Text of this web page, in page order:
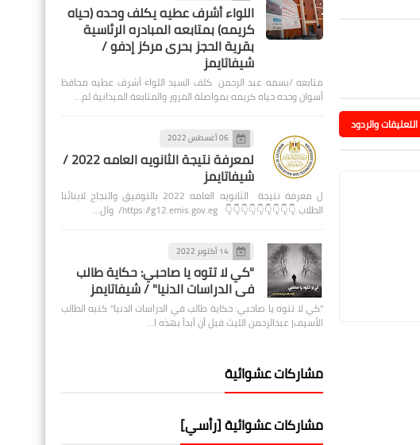
والردود
اللواء أشرف عطيه يكلف وحده (حياه
كريمه) بمتابعه المبادره الرئاسية
بقرية الحجز بحرى مركز إدفو /
شيفاتايمز
متابعه /بسمه عبد الرحمن كلف السيد اللواء أشرف عطيه محافظ
أسوان وحده حياه كريمه بمواصلة المرور والمتابعة الميدانية لم…
06 أغسطس 2022
لمعرفة نتيجة الثانويه العامه 2022 /
شيفاتايمز
ل معرفة نتيجة الثانويه العامه 2022 بالتوفيق والنجاح لابنائنا
الطلاب 👇👇👇👇👇👇👇👇👇 https://g12.emis.gov.eg/ وال…
14 أكتوبر 2022
"كي لا تتوه يا صاحبي: حكاية طالب
في الدراسات الدنيا" / شيفاتايمز
"كي لا تتوه يا صاحبي: حكاية طالب في الدراسات الدنيا" كتبه الطالب
الأسيف| عبدالرحمن الليث قبل أن أبدأ بهذه ا…
مشاركات عشوائية
مشاركات عشوائية [رأسي]